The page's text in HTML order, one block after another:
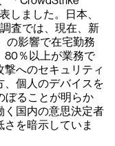
しました。日本、
査では、現在、新
の影響で在宅勤務
80％以上が業務で
へのセキュリティ
個人のデバイスを
ぼることが明らか
く国内の意思決定者
を暗示していま